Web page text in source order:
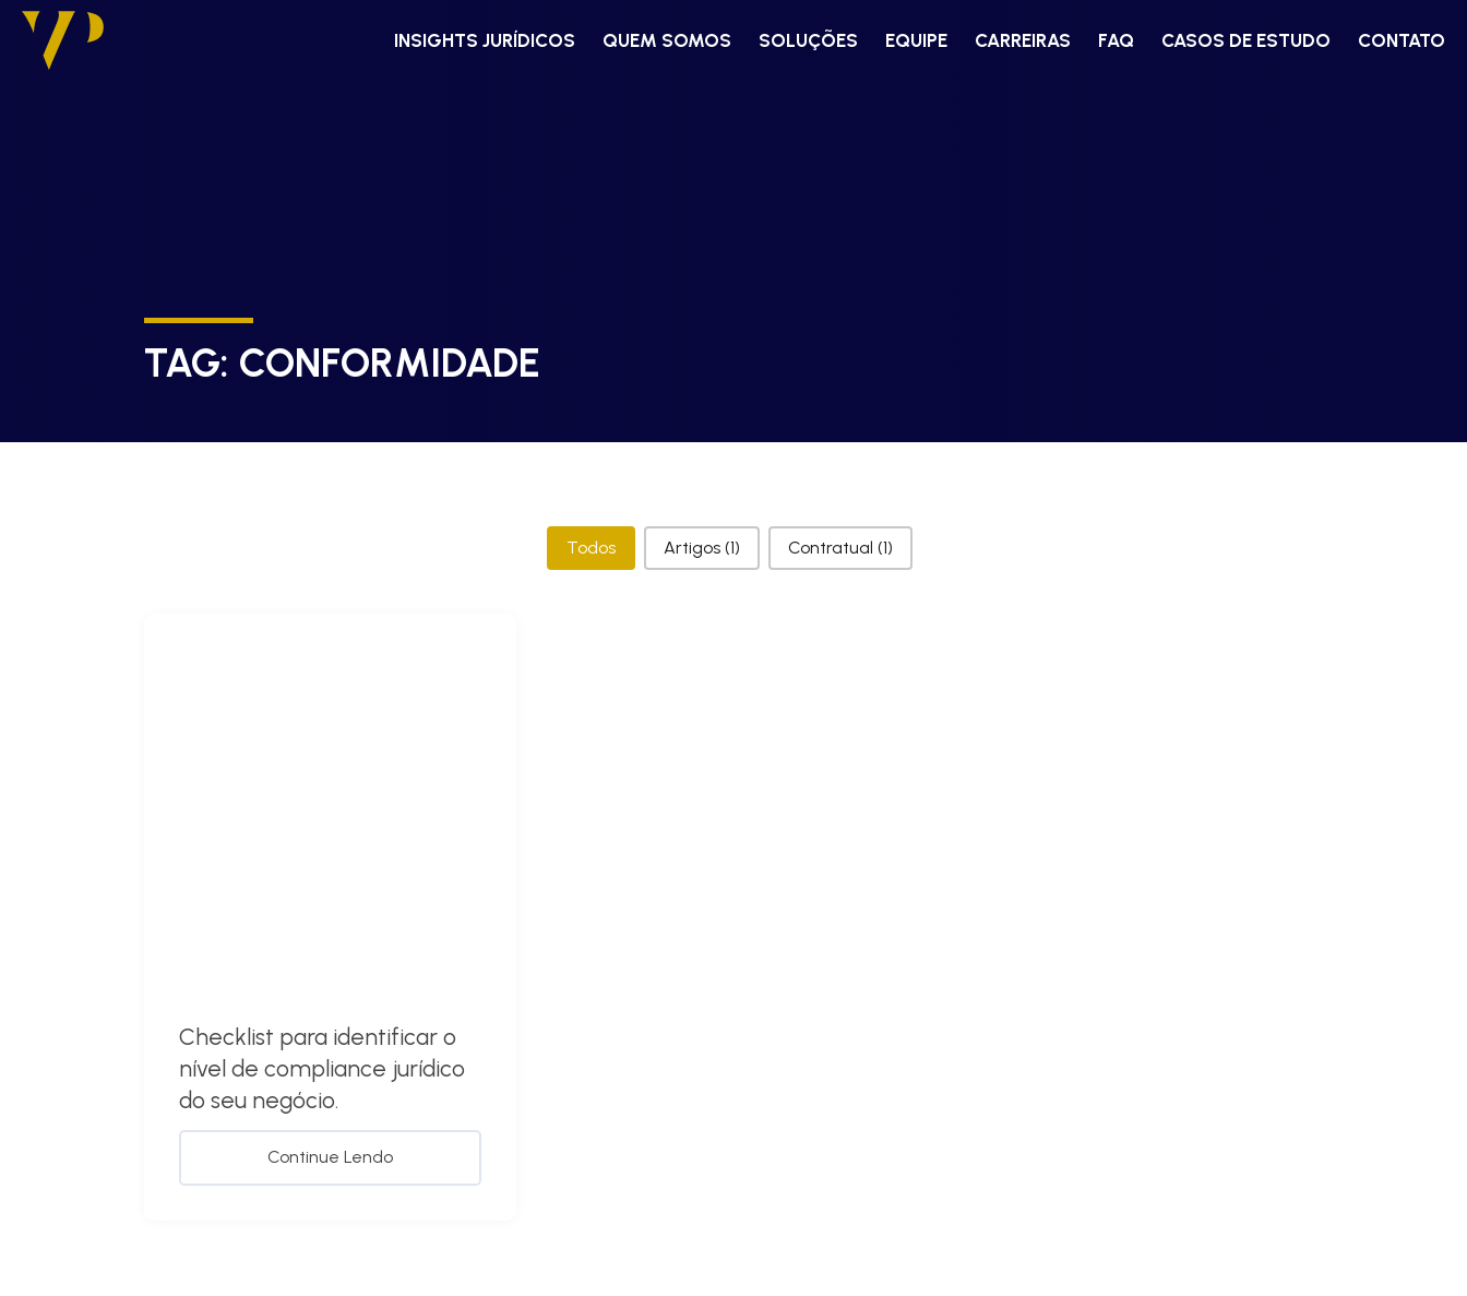
INSIGHTS JURÍDICOS QUEM SOMOS SOLUÇÕES EQUIPE CARREIRAS FAQ CASOS DE ESTUDO CONTATO
TAG: CONFORMIDADE
Categorias
Todos Artigos (1) Contratual (1)
Checklist para identificar o
nível de compliance jurídico
do seu negócio.
Continue Lendo